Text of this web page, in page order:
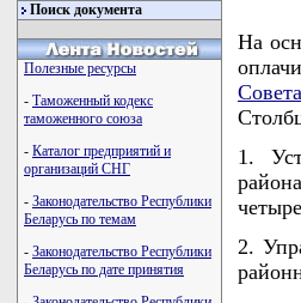
Поиск документа
Полезные ресурсы
- Таможенный кодекс
таможенного союза
- Каталог предприятий и
организаций СНГ
- Законодательство Республики
Беларусь по темам
- Законодательство Республики
Беларусь по дате принятия
На
1.
2.